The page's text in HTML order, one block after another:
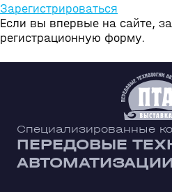
Зарегистрироваться
Если вы впервые на сайте,
регистрационную форму.
Специализированные
ПЕРЕДОВЫЕ